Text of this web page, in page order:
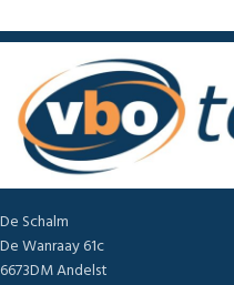
De Schalm
De Wanraay 61c
6673DM Andelst